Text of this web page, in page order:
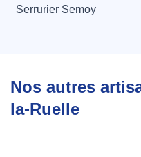
Serrurier Semoy
Nos autres
la-Ruelle